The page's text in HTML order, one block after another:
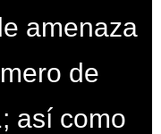
amenaza
de
así como